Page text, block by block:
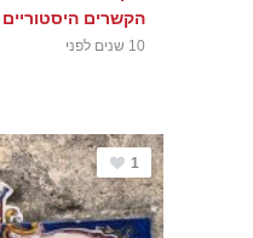
הקשרים היסטוריים
10 שנים לפני
1